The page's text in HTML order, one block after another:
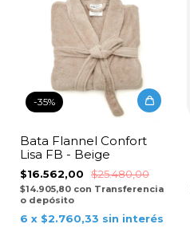
-35%
Bata Flannel Confort
Lisa FB - Beige
$16.562,00 $25.480,00
$14.905,80 con Transferencia
o depósito
6 x $2.760,33 sin interés